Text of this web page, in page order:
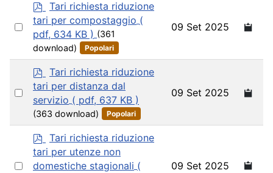
Select
p
d
f
Tari richiesta riduzione
tari per compostaggio (
pdf, 634 KB ) (361
download)
Popolari
09 Set 2025
Select
p
d
f
Tari richiesta riduzione
tari per distanza dal
servizio ( pdf, 637 KB )
(363 download) Popolari
09 Set 2025
Select
p
d
f
Tari richiesta riduzione
tari per utenze non
domestiche stagionali (
09 Set 2025